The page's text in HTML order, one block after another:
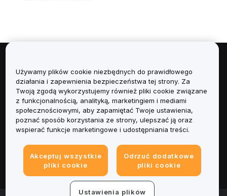
Informacje
Usługi
Obsługa Klienta
Informacje prawne
Używamy plików cookie niezbędnych do prawidłowego
działania i zapewnienia bezpieczeństwa tej strony. Za
Twoją zgodą wykorzystujemy również pliki cookie związane
z funkcjonalnością, analityką, marketingiem i mediami
społecznościowymi, aby zapamiętać Twoje ustawienia,
poznać sposób korzystania ze strony, ulepszać ją oraz
wspierać funkcje marketingowe i udostępniania treści.
Akceptuj wszystkie
pliki cookie
Odrzuć dodatkowe
pliki cookie
Ustawienia plików